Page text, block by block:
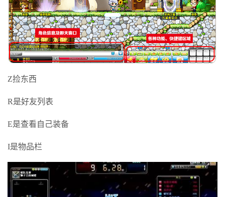
Z捡东西
R是好友列表
E是查看自己装备
I是物品栏